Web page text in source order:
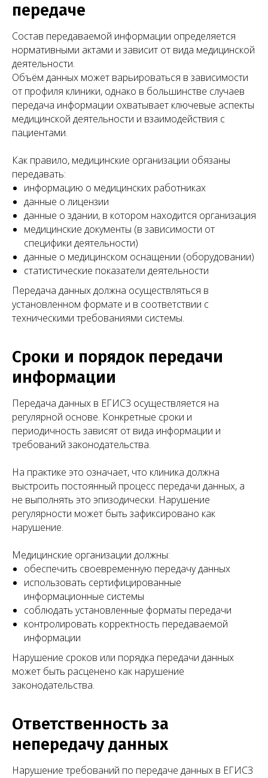
передаче
Состав передаваемой информации определяется
нормативными актами и зависит от вида медицинской
деятельности.
Объём данных может варьироваться в зависимости
от профиля клиники, однако в большинстве случаев
передача информации охватывает ключевые аспекты
медицинской деятельности и взаимодействия с
пациентами.
Как правило, медицинские организации обязаны
передавать:
информацию о медицинских работниках
данные о лицензии
данные о здании, в котором находится организация
медицинские документы (в зависимости от
специфики деятельности)
данные о медицинском оснащении (оборудовании)
статистические показатели деятельности
Передача данных должна осуществляться в
установленном формате и в соответствии с
техническими требованиями системы.
Сроки и порядок передачи
информации
Передача данных в ЕГИСЗ осуществляется на
регулярной основе. Конкретные сроки и
периодичность зависят от вида информации и
требований законодательства.
На практике это означает, что клиника должна
выстроить постоянный процесс передачи данных, а
не выполнять это эпизодически. Нарушение
регулярности может быть зафиксировано как
нарушение.
Медицинские организации должны:
обеспечить своевременную передачу данных
использовать сертифицированные
информационные системы
соблюдать установленные форматы передачи
контролировать корректность передаваемой
информации
Нарушение сроков или порядка передачи данных
может быть расценено как нарушение
законодательства.
Ответственность за
непередачу данных
Нарушение требований по передаче данных в ЕГИСЗ